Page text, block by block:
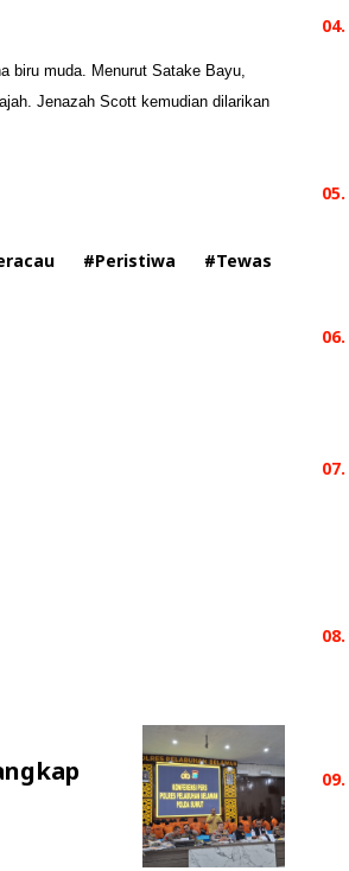
biru muda. Menurut Satake Bayu,
Jenazah Scott kemudian dilarikan
#Peristiwa
#Tewas